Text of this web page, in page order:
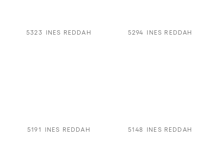
5323 INES REDDAH 5294 INES REDDAH
5191 INES REDDAH 5148 INES REDDAH